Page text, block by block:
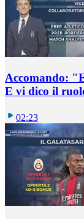
Accomando:
E vi dico il
02:23